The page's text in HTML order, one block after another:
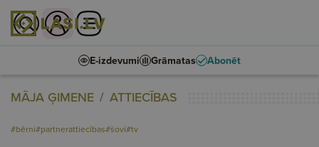
E-izdevumi Grāmatas Abonēt
MĀJA ĢIMENE ATTIECĪBAS
#bērni#partnerattiecības#šovi#tv